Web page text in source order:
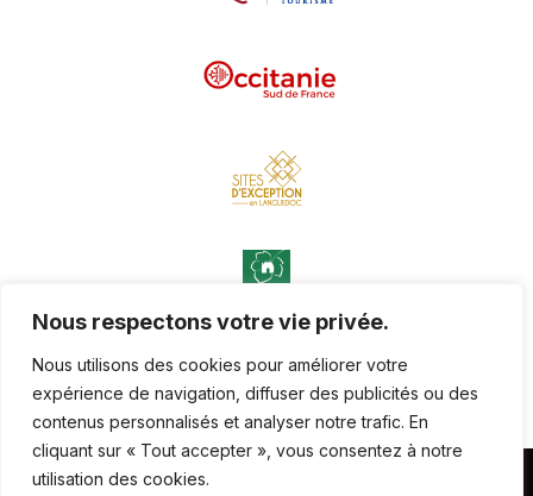
Nous respectons votre vie privée.
Nous utilisons des cookies pour améliorer votre
expérience de navigation, diffuser des publicités ou des
contenus personnalisés et analyser notre trafic. En
cliquant sur « Tout accepter », vous consentez à notre
utilisation des cookies.
Copyright © 2024-2026 Château-Abbaye de Cassan,